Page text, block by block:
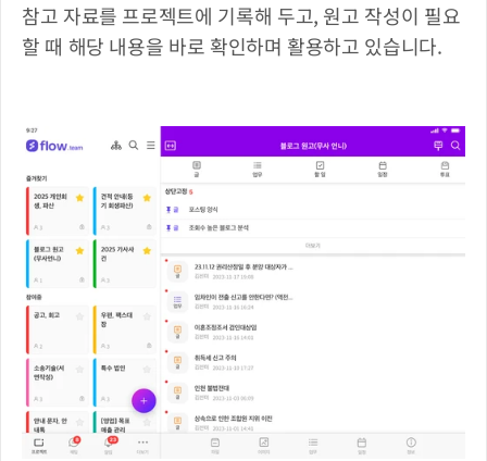
참고 자료를 프로젝트에 기록해 두고, 원고 작성이 필요
할 때 해당 내용을 바로 확인하며 활용하고 있습니다.